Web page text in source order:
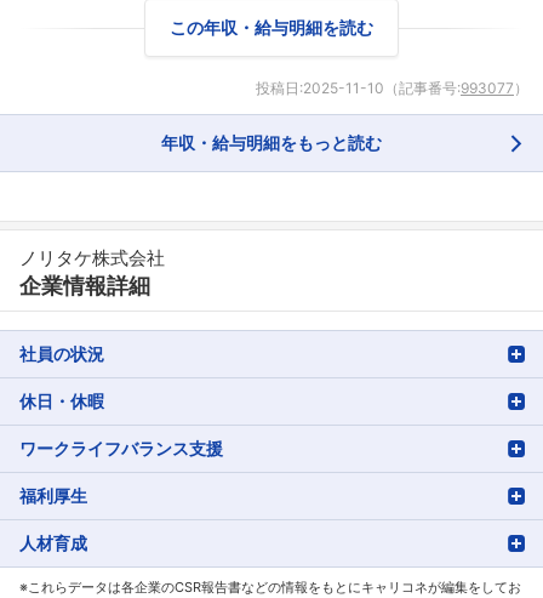
この年収・給与明細を読む
投稿日:2025-11-10 （記事番号:993077 ）
年収・給与明細をもっと読む
ノリタケ株式会社
企業情報詳細
社員の状況
休日・休暇
ワークライフバランス支援
福利厚生
人材育成
※これらデータは各企業のCSR報告書などの情報をもとにキャリコネが編集をしてお